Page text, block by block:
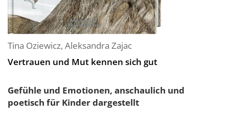
Tina Oziewicz, Aleksandra Zajac
Vertrauen und Mut kennen sich gut
Gefühle und Emotionen, anschaulich und
poetisch für Kinder dargestellt